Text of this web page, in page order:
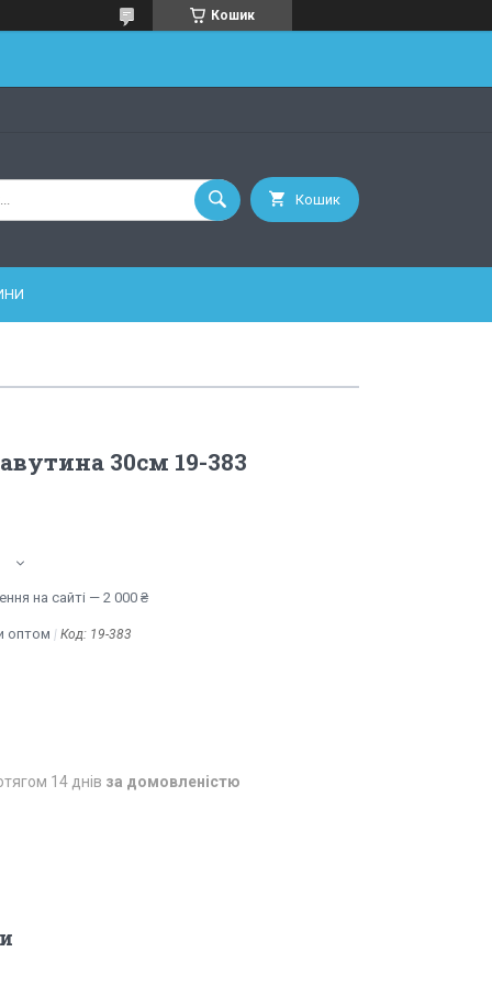
Кошик
Кошик
30см 19-383
на сайті — 2 000 ₴
оптом Код: 19-383
14 днів за домовленістю